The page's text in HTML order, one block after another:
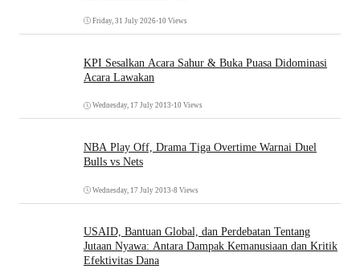
Friday, 31 July 2026•10 Views
KPI Sesalkan Acara Sahur & Buka Puasa Didominasi
Acara Lawakan
Wednesday, 17 July 2013 •10 Views
NBA Play Off, Drama Tiga Overtime Warnai Duel
Bulls vs Nets
Wednesday, 17 July 2013 •8 Views
USAID, Bantuan Global, dan Perdebatan Tentang
Jutaan Nyawa: Antara Dampak Kemanusiaan dan Kritik
Efektivitas Dana